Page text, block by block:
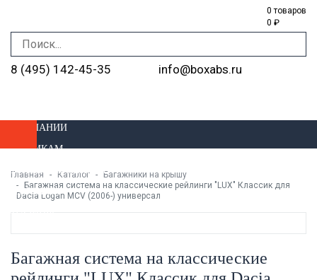
0 товаров
0 ₽
8 (495) 142-45-35 info@boxabs.ru
О КОМПАНИИ
ОПТОВИКАМ
ДОСТАВКА И ОПЛАТА
УСТАНОВКА
МАГАЗИНЫ
Главная Каталог
Багажники на крышу
Багажная система на классические рейлинги "LUX" Классик для
Dacia Logan MCV (2006-) универсал
Багажная система на классические